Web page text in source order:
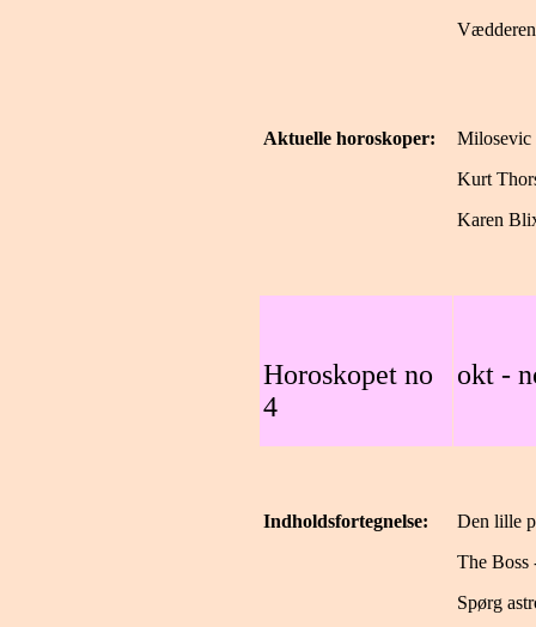
Aktuelle horoskoper:
Milosevic
Kurt
Karen
Horoskopet no
4
okt -
Indholdsfortegnelse:
Den lille
The Boss
Spørg